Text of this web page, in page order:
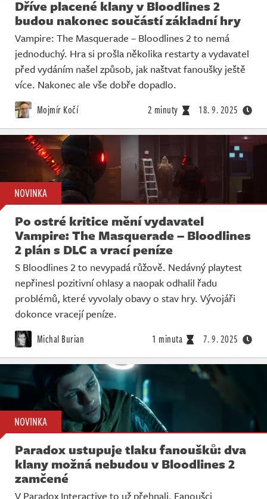
Dříve placené klany v Bloodlines 2
budou nakonec součástí základní hry
Vampire: The Masquerade – Bloodlines 2 to nemá
jednoduchý. Hra si prošla několika restarty a vydavatel
před vydáním našel způsob, jak naštvat fanoušky ještě
více. Nakonec ale vše dobře dopadlo.
Mojmír Kočí 2 minuty 18. 9. 2025
NOVINKA
Po ostré kritice mění vydavatel
Vampire: The Masquerade – Bloodlines
2 plán s DLC a vrací peníze
S Bloodlines 2 to nevypadá růžově. Nedávný playtest
nepřinesl pozitivní ohlasy a naopak odhalil řadu
problémů, které vyvolaly obavy o stav hry. Vývojáři
dokonce vracejí peníze.
Michal Burian 1 minuta 7. 9. 2025
NOVINKA
Paradox ustupuje tlaku fanoušků: dva
klany možná nebudou v Bloodlines 2
zamčené
V Paradox Interactive to už přehnali. Fanoušci